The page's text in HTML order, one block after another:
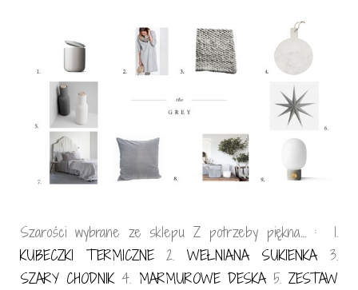
Szarości wybrane ze sklepu Z potrzeby piękna… : 1.
KUBECZKI TERMICZNE2. WEŁNIANA SUKIENKA 3.
SZARY CHODNIK4. MARMUROWE DESKA5.ZESTAW